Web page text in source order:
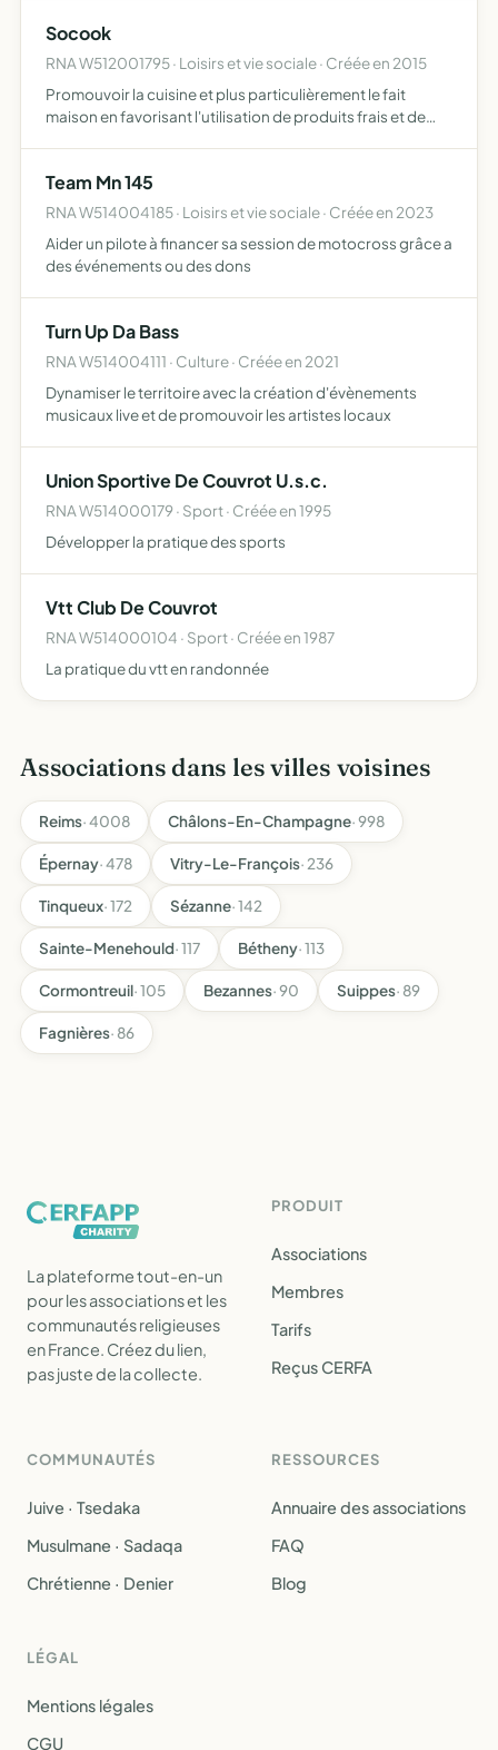
biologiques, n…
Socook
RNA W512001795 · Loisirs et vie sociale · Créée en 2015
Promouvoir la cuisine et plus particulièrement le fait
maison en favorisant l'utilisation de produits frais et de
Team Mn 145
RNA W514004185 · Loisirs et vie sociale · Créée en 2023
Aider un pilote à financer sa session de motocross grâce a
des événements ou des dons
Turn Up Da Bass
RNA W514004111 · Culture · Créée en 2021
Dynamiser le territoire avec la création d'évènements
musicaux live et de promouvoir les artistes locaux
Union Sportive De Couvrot U.s.c.
RNA W514000179 · Sport · Créée en 1995
Développer la pratique des sports
Vtt Club De Couvrot
RNA W514000104 · Sport · Créée en 1987
La pratique du vtt en randonnée
Associations dans les villes voisines
Reims· 4008 Châlons-En-Champagne· 998
Épernay· 478 Vitry-Le-François· 236
Tinqueux· 172 Sézanne· 142
Sainte-Menehould· 117 Bétheny· 113
Cormontreuil· 105 Bezannes· 90 Suippes· 89
Fagnières· 86
La plateforme tout-en-un
pour les associations et les
communautés religieuses
en France. Créez du lien,
pas juste de la collecte.
PRODUIT
Associations
Membres
Tarifs
Reçus CERFA
COMMUNAUTÉS
Juive · Tsedaka
Musulmane · Sadaqa
Chrétienne · Denier
RESSOURCES
Annuaire des associations
FAQ
Blog
LÉGAL
Mentions légales
CGU